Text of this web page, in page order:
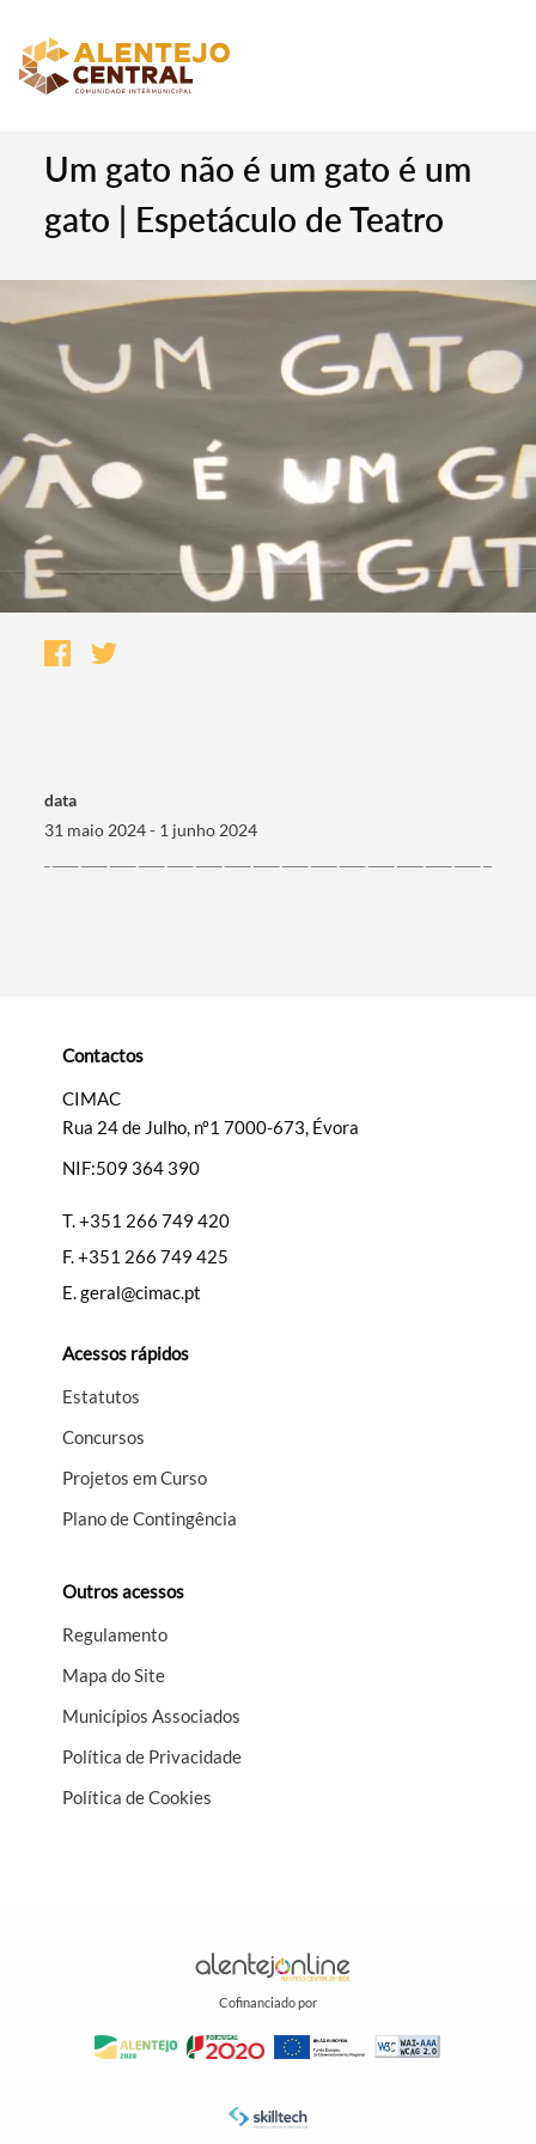
Categorias gerais
Um gato não é um gato é um
gato | Espetáculo de Teatro
data
31 maio 2024 - 1 junho 2024
Contactos
CIMAC
Rua 24 de Julho, nº1 7000-673, Évora
NIF:509 364 390
T.+351 266 749 420
F.+351 266 749 425
E.geral@cimac.pt
Acessos rápidos
Estatutos
Concursos
Projetos em Curso
Plano de Contingência
Outros acessos
Regulamento
Mapa do Site
Municípios Associados
Política de Privacidade
Política de Cookies
Cofinanciado por